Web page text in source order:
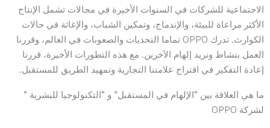
الاجتماعية للشركات في السنوات الأخيرة في مجالات تشمل الإنتاج
الأكثر مراعاة للبيئة، والإندماج، وتمكين الشباب، والإغاثة في حالات
الكوارث. تدرك OPPO تماما التحديات والصعوبات في العالم، وقررنا
العمل بنشاط ونريد إلهام الآخرين. مع هذه التطورات الأخيرة، قررنا
إعادة التفكير في اقتراح علامتنا التجارية وتمهيد الطريق للمستقبل.
ما هي العلاقة بين “الإلهام في المستقبل” و “التكنولوجيا للبشرية ”
لشركة OPPO